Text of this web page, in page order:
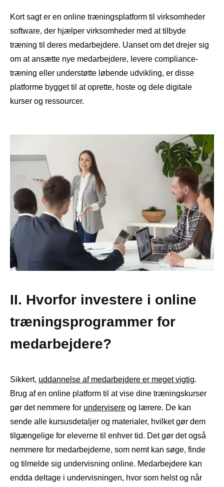
Kort sagt er en online træningsplatform til virksomheder
software, der hjælper virksomheder med at tilbyde
træning til deres medarbejdere. Uanset om det drejer sig
om at ansætte nye medarbejdere, levere compliance-
træning eller understøtte løbende udvikling, er disse
platforme bygget til at oprette, hoste og dele digitale
kurser og ressourcer.
II. Hvorfor investere i online
træningsprogrammer for
medarbejdere?
Sikkert, uddannelse af medarbejdere er meget vigtig.
Brug af en online platform til at vise dine træningskurser
gør det nemmere for undervisere og lærere. De kan
sende alle kursusdetaljer og materialer, hvilket gør dem
tilgængelige for eleverne til enhver tid. Det gør det også
nemmere for medarbejderne, som nemt kan søge, finde
og tilmelde sig undervisning online. Medarbejdere kan
endda deltage i undervisningen, hvor som helst og når